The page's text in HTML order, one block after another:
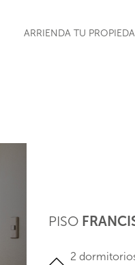
ARRIENDA TU
PISO
2